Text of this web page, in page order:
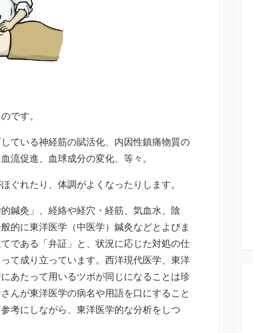
です。
ている神経筋の賦活化、内因性鎮痛物質の
流促進、血球成分の変化、等々。
ぐれたり、体調がよくなったりします。
鍼灸」、経絡や経穴・経筋、気血水、陰
的に東洋医学（中医学）鍼灸などとよびま
である「弁証」と、状況に応じた対処の仕
て成り立っています。西洋現代医学、東洋
あたって用いるツボが同じになることは珍
んが東洋医学の病名や用語を口にすること
考にしながら、東洋医学的な分析をしつ